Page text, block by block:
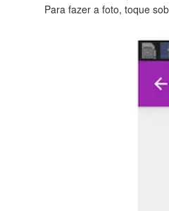
Para fazer a foto, toque